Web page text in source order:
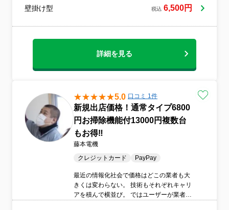
ていたこともあり、「癒し系タイプ」と言
われ、その為、人に安心感を与えるのか、
だ名をつけられたこともあったほどです。
来ました。趣味はマラソン、読書、岩盤
は琵琶湖畔を走るのがお気に入りです。ハ
ワイが大好きで、ホノルルマラソンも3度完
走し、年齢の割には元気で健康です。野
球、サッカー観戦も好きで、高校野球を観
て感動で泣いてしまうくらい涙腺が弱いス
ポーツ好きな癒し系おやじです。そんな寺
伺いいたします。全国展開の加盟店だから
な作業を心掛けています。お客様に「頼ん
でよかった！」と思っていただけるよう頑
張ります！エアコンクリーニングをはじめ
壁掛け型 税込 6,500円
詳細を見る
5.0 口コミ 1件
新規出店価格！通常タイプ6800
円お掃除機能付13000円複数台
もお得‼️
藤本電機
クレジットカード
PayPay
最近の情報化社会で価格はどこの業者も大
きくは変わらない。 技術もそれぞれキャリ
アを積んで横並び。 ではユーザーが業者選